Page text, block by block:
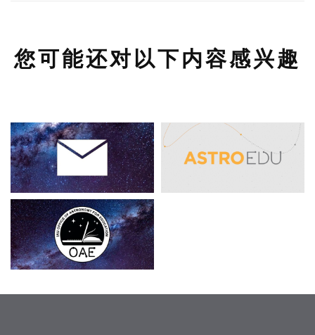
您可能还对以下内容感兴趣